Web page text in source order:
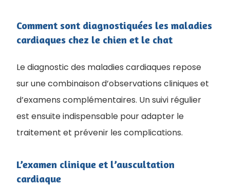
Comment sont diagnostiquées les maladies
cardiaques chez le chien et le chat
Le diagnostic des maladies cardiaques repose
sur une combinaison d’observations cliniques et
d’examens complémentaires. Un suivi régulier
est ensuite indispensable pour adapter le
traitement et prévenir les complications.
L’examen clinique et l’auscultation
cardiaque